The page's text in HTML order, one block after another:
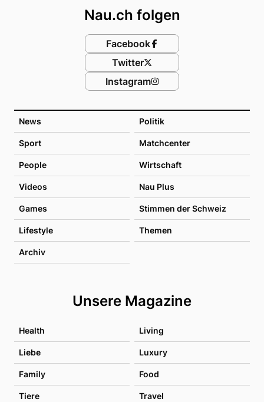
News Politik
Sport Matchcenter
People Wirtschaft
Videos Nau Plus
Games Stimmen der Schweiz
Lifestyle Themen
Archiv
Unsere Magazine
Health Living
Liebe Luxury
Family Food
Tiere Travel
Nau.ch folgen
Facebook
Twitter
Instagram